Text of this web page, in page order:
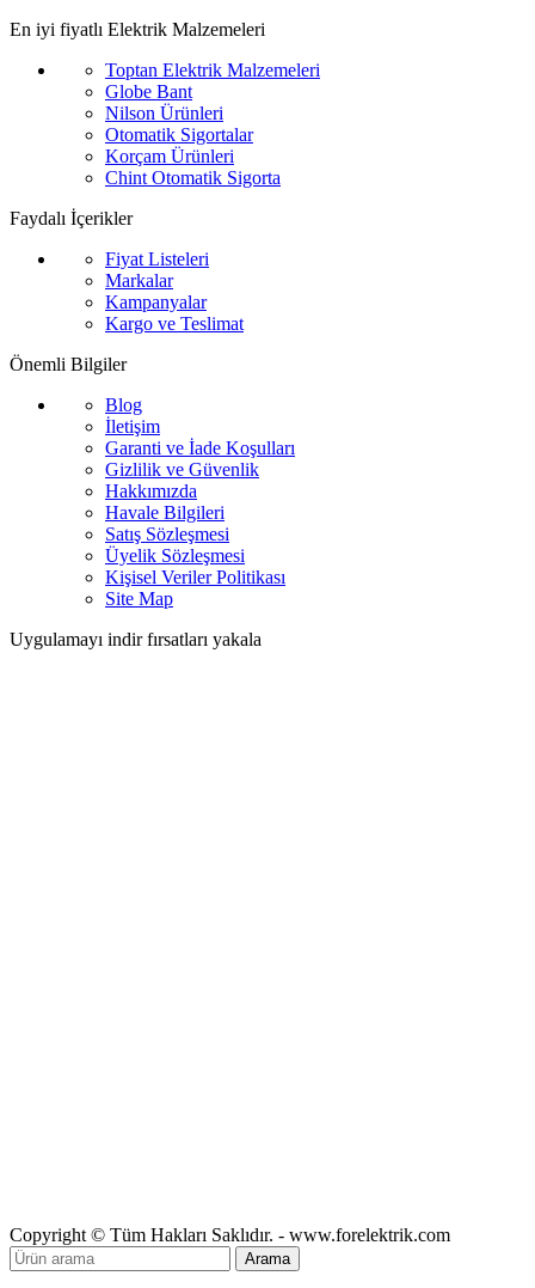
En iyi fiyatlı Elektrik Malzemeleri
Toptan Elektrik Malzemeleri
Globe Bant
Nilson Ürünleri
Otomatik Sigortalar
Korçam Ürünleri
Chint Otomatik Sigorta
Faydalı İçerikler
Fiyat Listeleri
Markalar
Kampanyalar
Kargo ve Teslimat
Önemli Bilgiler
Blog
İletişim
Garanti ve İade Koşulları
Gizlilik ve Güvenlik
Hakkımızda
Havale Bilgileri
Satış Sözleşmesi
Üyelik Sözleşmesi
Kişisel Veriler Politikası
Site Map
Uygulamayı indir fırsatları yakala
Copyright © Tüm Hakları Saklıdır. - www.forelektrik.com
Arama